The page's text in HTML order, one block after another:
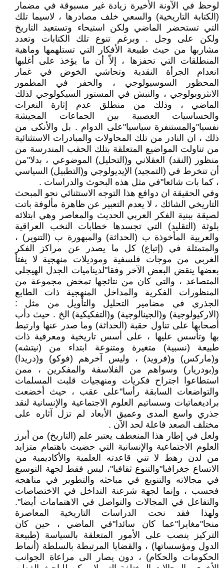
لوحظ في الآونة الأخيرة زيادة غير مسبوقة في مضمار
(الكتابة التاريخية) والسعي خلف مصادرها ، لاسيما تلك
التي تستحضر الماضي ولكن استيحاء وتستعيد التاريخ
ولكن على وجل . وبرغم تنوع تلك الكتابات وتعدد
مشاربها من حيث طبيعة الأفكار التي تستلهمها وماهية
المنطلقات التي تحفزها ، إلاّ أن ما يؤخذ على أغلبها
انعدام الجرأة النقدية وتحاشي الخوض في غمار
المحظور السوسيولوجي ، والحفر في المطمور
الانثروبولوجي ، والنبش في المستور السيكولوجي لذلك
الماضي ، وذلك من منطلق عدم إثارة النعرات
والحساسيات العصبية بين الجماعات المجيشة
نفسيا"والمستنفرة سياسيا"على الدوام . بل والأنكى من
ذلك ، ان النادر من تلك المحاولات والمبادرات الاستثنائية
من تناولت المواضيع المتعلقة بتلك الحقب المندرسة من
منظور (النقد) العقلاني و(التحليل) الموضوعي ، بدلا"من
أن تنخرط في (التمجيد) الإيديولوجي و(التطبيل) السياسي
، كما بات شائعا"في مثل هذه البحوث والدراسات .
وفي الحقيقة ان دوافع هذا التوجه الاستثنائي نحو المبحث
التاريخي الشائك ، لا يعدم التعبير عن ظاهرة مألوفة باتت
لصيقة ببنية الفكر العربي الحديث والمعاصر وهي ابتلائه
بلوثة (التقليد) التي تجسدها خطابات النخب العراقية
والعربية المأخوذة ب (الحداثة) والمبهورة ب (التنوير) ،
والمتمثلة في (إتباع) كل ما يصدر عن مراكز الفكر
الغربي من موجات فلسفية وموديلات منهجية لا يفتأ
بعضها ينقض البعض الآخر وفقا"لديناميات الجدل الهيجلي
المتصاعد ، والتي كان من نتائجها تمخض مجموعة من
المنظورات الفكرية والمداخل المنهجية ذات الطابع
الجذري في مضامير التحليل والتأويل من مثل :
(الاركيولوجية) و(الجينالوجية) و(التفكيكية) الخ . حيث دأب
أصحابها على تناول حقبة (الحداثة) وما صدر عنها وارتبط
بها وتأسس عليها ، على أسس تاريخية ومعرفية ذات
طبيعة (نسبية) متغيرة ومتنوعة ابتداء من (نيتشه)
و(ماركس) و(فرويد) ، وليس آخرهم (فوكو) و(دريدا)
و(بودريار) وسواهم من الفلاسفة والمفكرين ، ممن
استطاعوا اجتراح فكريات ومنهجيات قلبت المسلمات
والتواضعات السابقة رأسا"على عقب ، حيث أخضعت
براديغماتيات وسساتيم العلوم الاجتماعية والإنسانية لنقد
جذري واسع المدى وعميق الأبعاد لم تزل آثاره على
مختلف الصعد فاعلة لحد الآن .
ولعل في إطار هذا المنعطف يعتبر علم (التاريخ) من أبرز
العلوم الاجتماعية والإنسانية التي حضيت باهتمام متزايد
من لدن رهط لا تني قاعدته العلمية والأكاديمية من
الاتساع جغرافيا"والتنوع ثقافيا"، ليس فقط لجهة التوسيع
في مجالاته والتنويع في مباحثه والتطوير في مناهجه
فحسب ، وإنما لجهة شرعنة التداخل في الاختصاصات
والتفاعل في المجالات والتواصل في الاهتمامات أيضا".
ولهذا فقد نحت الدراسات التاريخية المعاصرة
منحا"مغايرا"عما كان سائدا"في الماضي ، حين كان
التركيز ينصب على الأمور المتعلقة بالسياسة (طبيعة
الدول ومؤسساتها) ، والقضايا المرتبطة بالسلطة (أنماط
الحكومات والحكام) ، دون يصار الى مراعاة الجوانب